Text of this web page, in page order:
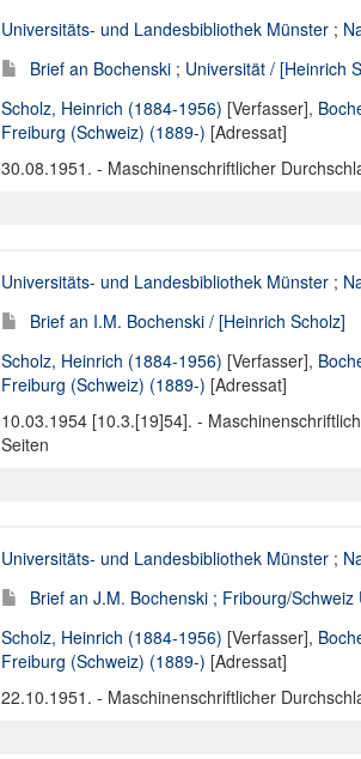
Universitäts- und Landesbibliothek Münster ;
Brief an Bochenski ; Universität / [Heinrich
Scholz, Heinrich (1884-1956) [Verfasser],
Freiburg (Schweiz) (1889-) [Adressat]
30.08.1951. - Maschinenschriftlicher
Universitäts- und Landesbibliothek Münster ;
Brief an I.M. Bochenski / [Heinrich Scholz]
Scholz, Heinrich (1884-1956) [Verfasser],
Freiburg (Schweiz) (1889-) [Adressat]
10.03.1954 [10.3.[19]54]. -
Seiten
Universitäts- und Landesbibliothek Münster ;
Brief an J.M. Bochenski ; Fribourg/
Scholz, Heinrich (1884-1956) [Verfasser],
Freiburg (Schweiz) (1889-) [Adressat]
22.10.1951. - Maschinenschriftlicher